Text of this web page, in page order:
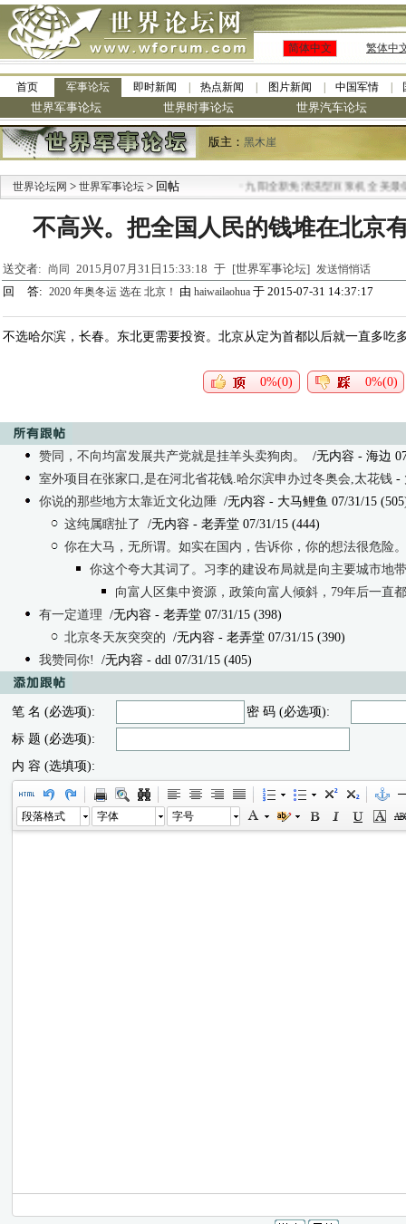
简体中文 繁体中
首页 军事论坛 即时新闻 热点新闻 图片新闻 中国军情
世界军事论坛 世界时事论坛 世界汽车论坛
版主： 黑木崖
世界论坛网 > 世界军事论坛 > 回帖 九阳全新免清洗型豆浆机 全美最低
不高兴。把全国人民的钱堆在北京
送交者: 尚同 2015月07月31日15:33:18 于 [世界军事论坛] 发送悄悄话
回 答: 2020 年奥冬运 选在 北京！ 由 haiwailaohua 于 2015-07-31 14:37:17
不选哈尔滨，长春。东北更需要投资。北京从定为首都以后就一直多吃
0%(0) 0%(0)
赞同，不向均富发展共产党就是挂羊头卖狗肉。
/无内容 - 海边
室外项目在张家口,是在河北省花钱.哈尔滨申办过冬奥会,太花钱 -
你说的那些地方太靠近文化边陲 /无内容 - 大马鲤鱼 07/31/15
这纯属瞎扯了
/无内容 - 老弄堂 07/31/15 (444)
你在大马，无所谓。如实在国内，告诉你，你的想法很危险
你这个夸大其词了。习李的建设布局就是向主要城市地
向富人区集中资源，政策向富人倾斜，79年后一直
有一定道理 /无内容 - 老弄堂 07/31/15 (398)
北京冬天灰突突的 /无内容 - 老弄堂 07/31/15 (390)
我赞同你!
/无内容 - ddl 07/31/15 (405)
笔 名 (必选项):
密 码 (必选项):
标 题 (必选项):
内 容 (选填项):
段落格式 字体 字号